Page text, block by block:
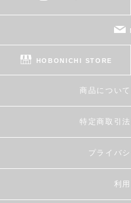
HOBONICHI STORE
商品につい
特定商取引
プライバ
利